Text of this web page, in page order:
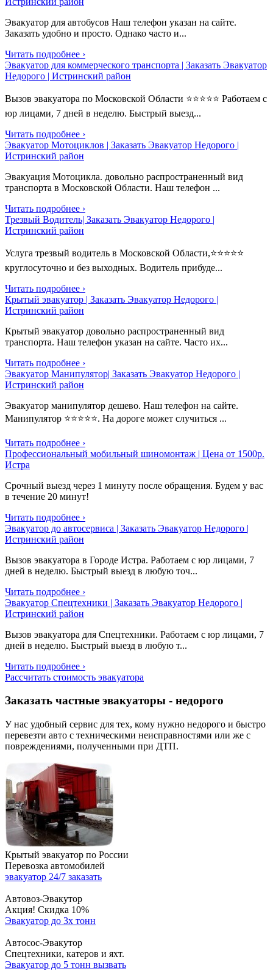
Эвакуатор для автобусов Наш телефон указан на сайте.
Заказать удобно и просто. Однако часто и...
Читать подробнее ›
Эвакуатор для коммерческого транспорта | Заказать Эвакуатор
Недорого | Истринский район
Вызов эвакуатора по Московской Области ⭐⭐⭐⭐⭐ Работаем с
юр лицами, 7 дней в неделю. Быстрый выезд...
Читать подробнее ›
Эвакуатор Мотоциклов | Заказать Эвакуатор Недорого |
Истринский район
Эвакуация Мотоцикла. довольно распространенный вид
транспорта в Московской Области. Наш телефон ...
Читать подробнее ›
Трезвый Водитель| Заказать Эвакуатор Недорого |
Истринский район
Услуга трезвый водитель в Московской Области,⭐⭐⭐⭐⭐
круглосуточно и без выходных. Водитель прибуде...
Читать подробнее ›
Крытый эвакуатор | Заказать Эвакуатор Недорого |
Истринский район
Крытый эвакуатор довольно распространенный вид
транспорта. Наш телефон указан на сайте. Часто их...
Читать подробнее ›
Эвакуатор Манипулятор| Заказать Эвакуатор Недорого |
Истринский район
Эвакуатор манипулятор дешево. Наш телефон на сайте.
Манипулятор ⭐⭐⭐⭐⭐. На дороге может случиться ...
Читать подробнее ›
Профессиональный мобильный шиномонтаж | Цена от 1500р.
Истра
Срочный выезд через 1 минуту после обращения. Будем у вас
в течение 20 минут!
Читать подробнее ›
Эвакуатор до автосервиса | Заказать Эвакуатор Недорого |
Истринский район
Вызов эвакуатора в Городе Истра. Работаем с юр лицами, 7
дней в неделю. Быстрый выезд в любую точ...
Читать подробнее ›
Эвакуатор Спецтехники | Заказать Эвакуатор Недорого |
Истринский район
Вызов эвакуатора для Спецтехники. Работаем с юр лицами, 7
дней в неделю. Быстрый выезд в любую т...
Читать подробнее ›
Рассчитать стоимость эвакуатора
Заказать частные эвакуаторы - недорого
У нас удобный сервис для тех, кому нужно недорого и быстро
перевезти авто с техническими неисправностями или же с
повреждениями, полученными при ДТП.
Крытый эвакуатор по России
Перевозка автомобилей
эвакуатор 24/7 заказать
Автовоз-Эвакутор
Акция! Скидка 10%
Эвакуатор до 3х тонн
Автосос-Эвакутор
Cпецтехники, катеров и яхт.
Эвакуатор до 5 тонн вызвать